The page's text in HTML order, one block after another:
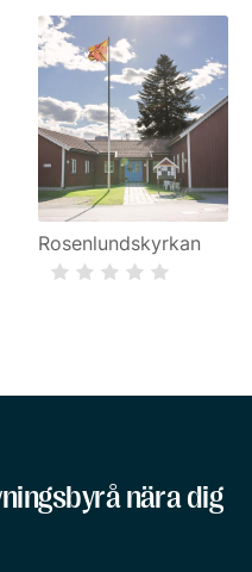
Rosenlundskyrkan
nära dig